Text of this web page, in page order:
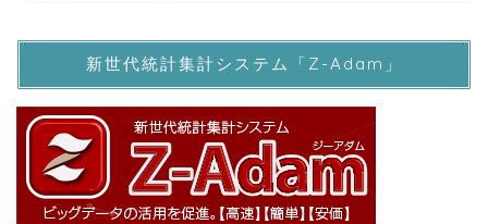
新世代統計集計システム「Z-Adam」